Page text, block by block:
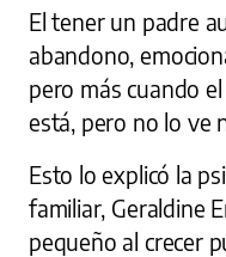
El tener un padre
abandono,
pero más cuando
está, pero no lo ve
Esto lo explicó la
familiar, Geraldine
pequeño al crecer